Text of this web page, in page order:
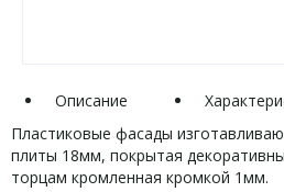
Описание
Пластиковые фасады
плиты 18мм, покрытая
торцам кромленная кромкой 1мм.